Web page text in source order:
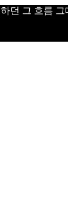
던 그 흐름